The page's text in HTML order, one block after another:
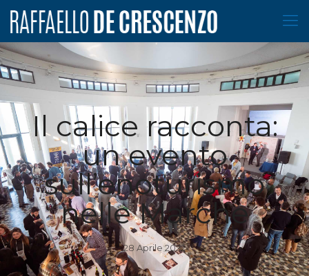
Il calice racconta:
un evento
sull’enoturismo
nelle Marche
28 Aprile 2022